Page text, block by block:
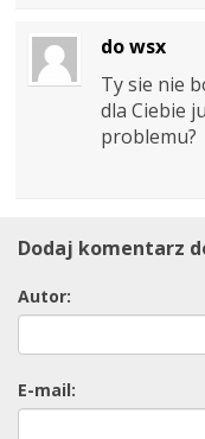
do wsx
Ty sie nie
dla Ciebie
problemu?
Dodaj komentarz
Autor:
E-mail: